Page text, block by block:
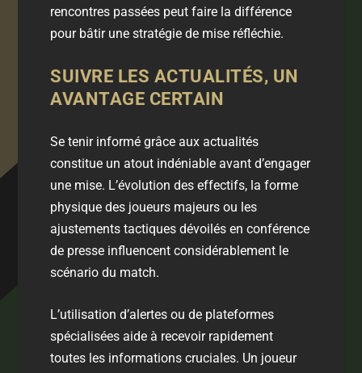
rencontres passées peut faire la différence
pour bâtir une stratégie de mise réfléchie.
SUIVRE LES ACTUALITÉS, UN
AVANTAGE CERTAIN
Se tenir informé grâce aux actualités
constitue un atout indéniable avant d’engager
une mise. L’évolution des effectifs, la forme
physique des joueurs majeurs ou les
ajustements tactiques dévoilés en conférence
de presse influencent considérablement le
scénario du match.
L’utilisation d’alertes ou de plateformes
spécialisées aide à recevoir rapidement
toutes les informations cruciales. Un joueur